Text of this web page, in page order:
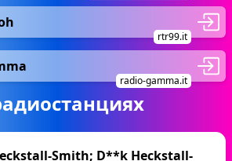
rtr99.it
radio-gamma.it
Smith; D**k Heckstall-